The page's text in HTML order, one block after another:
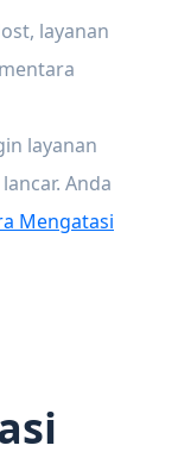
layanan
layanan
Anda
Mengatasi